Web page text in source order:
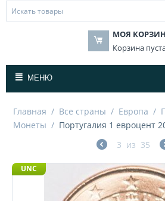
МОЯ
Корзина
МЕНЮ
Главная / Все страны / Европа /
Монеты / Португалия 1 евроцент
3 из 35
UNC